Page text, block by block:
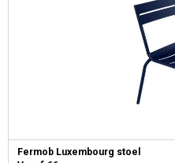
Fermob Luxembourg stoel